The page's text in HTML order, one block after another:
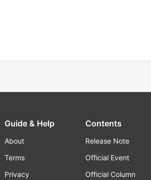
Guide & Help
About
Terms
Privacy
Contents
Release Note
Official Event
Official Column